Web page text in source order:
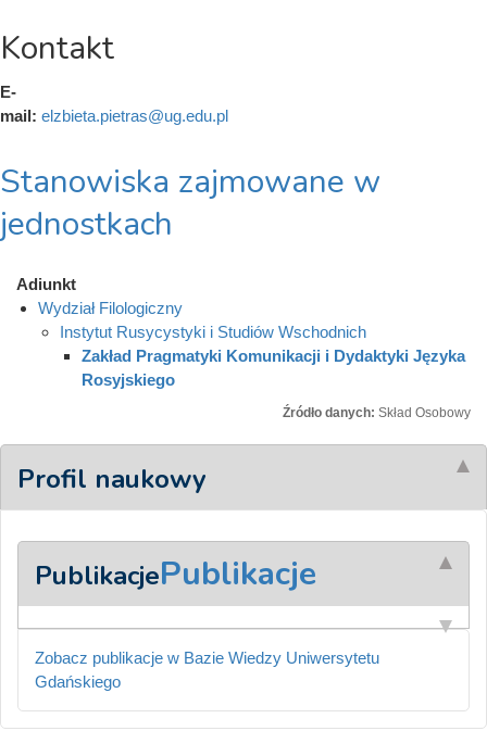
Kontakt
E-
mail: elzbieta.pietras@ug.edu.pl
Stanowiska zajmowane w
jednostkach
Adiunkt
Wydział Filologiczny
Instytut Rusycystyki i Studiów Wschodnich
Zakład Pragmatyki Komunikacji i Dydaktyki Języka
Rosyjskiego
Źródło danych: Skład Osobowy
Profil naukowy
PublikacjePublikacje
Zobacz publikacje w Bazie Wiedzy Uniwersytetu
Gdańskiego